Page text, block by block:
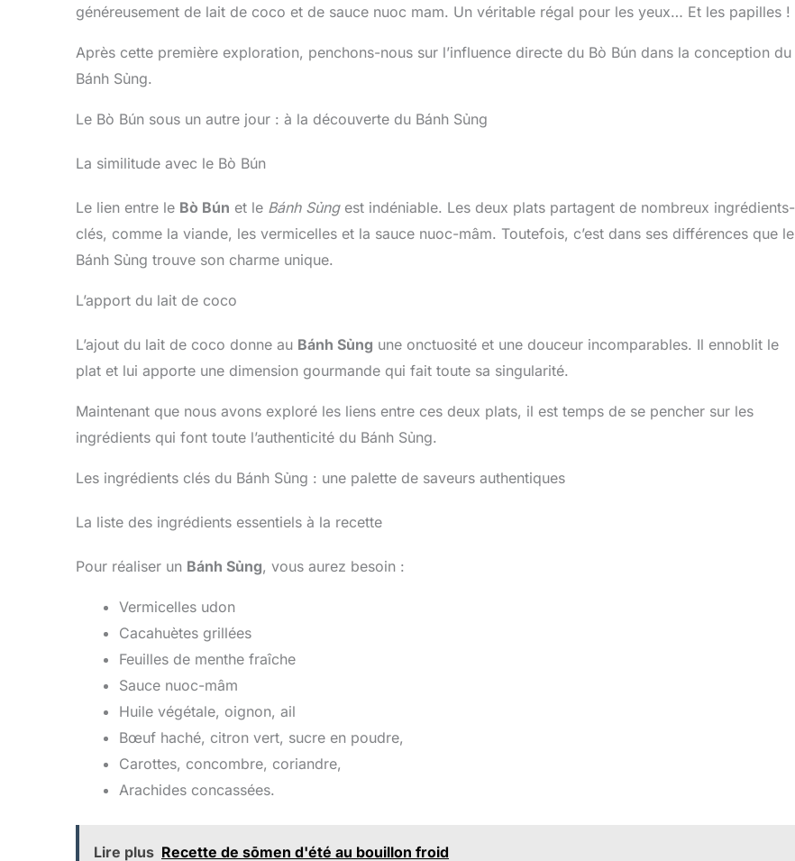
généreusement de lait de coco et de sauce nuoc mam. Un véritable régal pour les yeux… Et les papilles !
Après cette première exploration, penchons-nous sur l’influence directe du Bò Bún dans la conception du
Bánh Sủng.
Le Bò Bún sous un autre jour : à la découverte du Bánh Sủng
La similitude avec le Bò Bún
Le lien entre le Bò Bún et le Bánh Sủngest indéniable. Les deux plats partagent de nombreux ingrédients-
clés, comme la viande, les vermicelles et la sauce nuoc-mâm. Toutefois, c’est dans ses différences que le
Bánh Sủng trouve son charme unique.
L’apport du lait de coco
L’ajout du lait de coco donne au Bánh Sủng une onctuosité et une douceur incomparables. Il ennoblit le
plat et lui apporte une dimension gourmande qui fait toute sa singularité.
Maintenant que nous avons exploré les liens entre ces deux plats, il est temps de se pencher sur les
ingrédients qui font toute l’authenticité du Bánh Sủng.
Les ingrédients clés du Bánh Sủng : une palette de saveurs authentiques
La liste des ingrédients essentiels à la recette
Pour réaliser un Bánh Sủng, vous aurez besoin :
Vermicelles udon
Cacahuètes grillées
Feuilles de menthe fraîche
Sauce nuoc-mâm
Huile végétale, oignon, ail
Bœuf haché, citron vert, sucre en poudre,
Carottes, concombre, coriandre,
Arachides concassées.
Lire plus Recette de sōmen d'été au bouillon froid